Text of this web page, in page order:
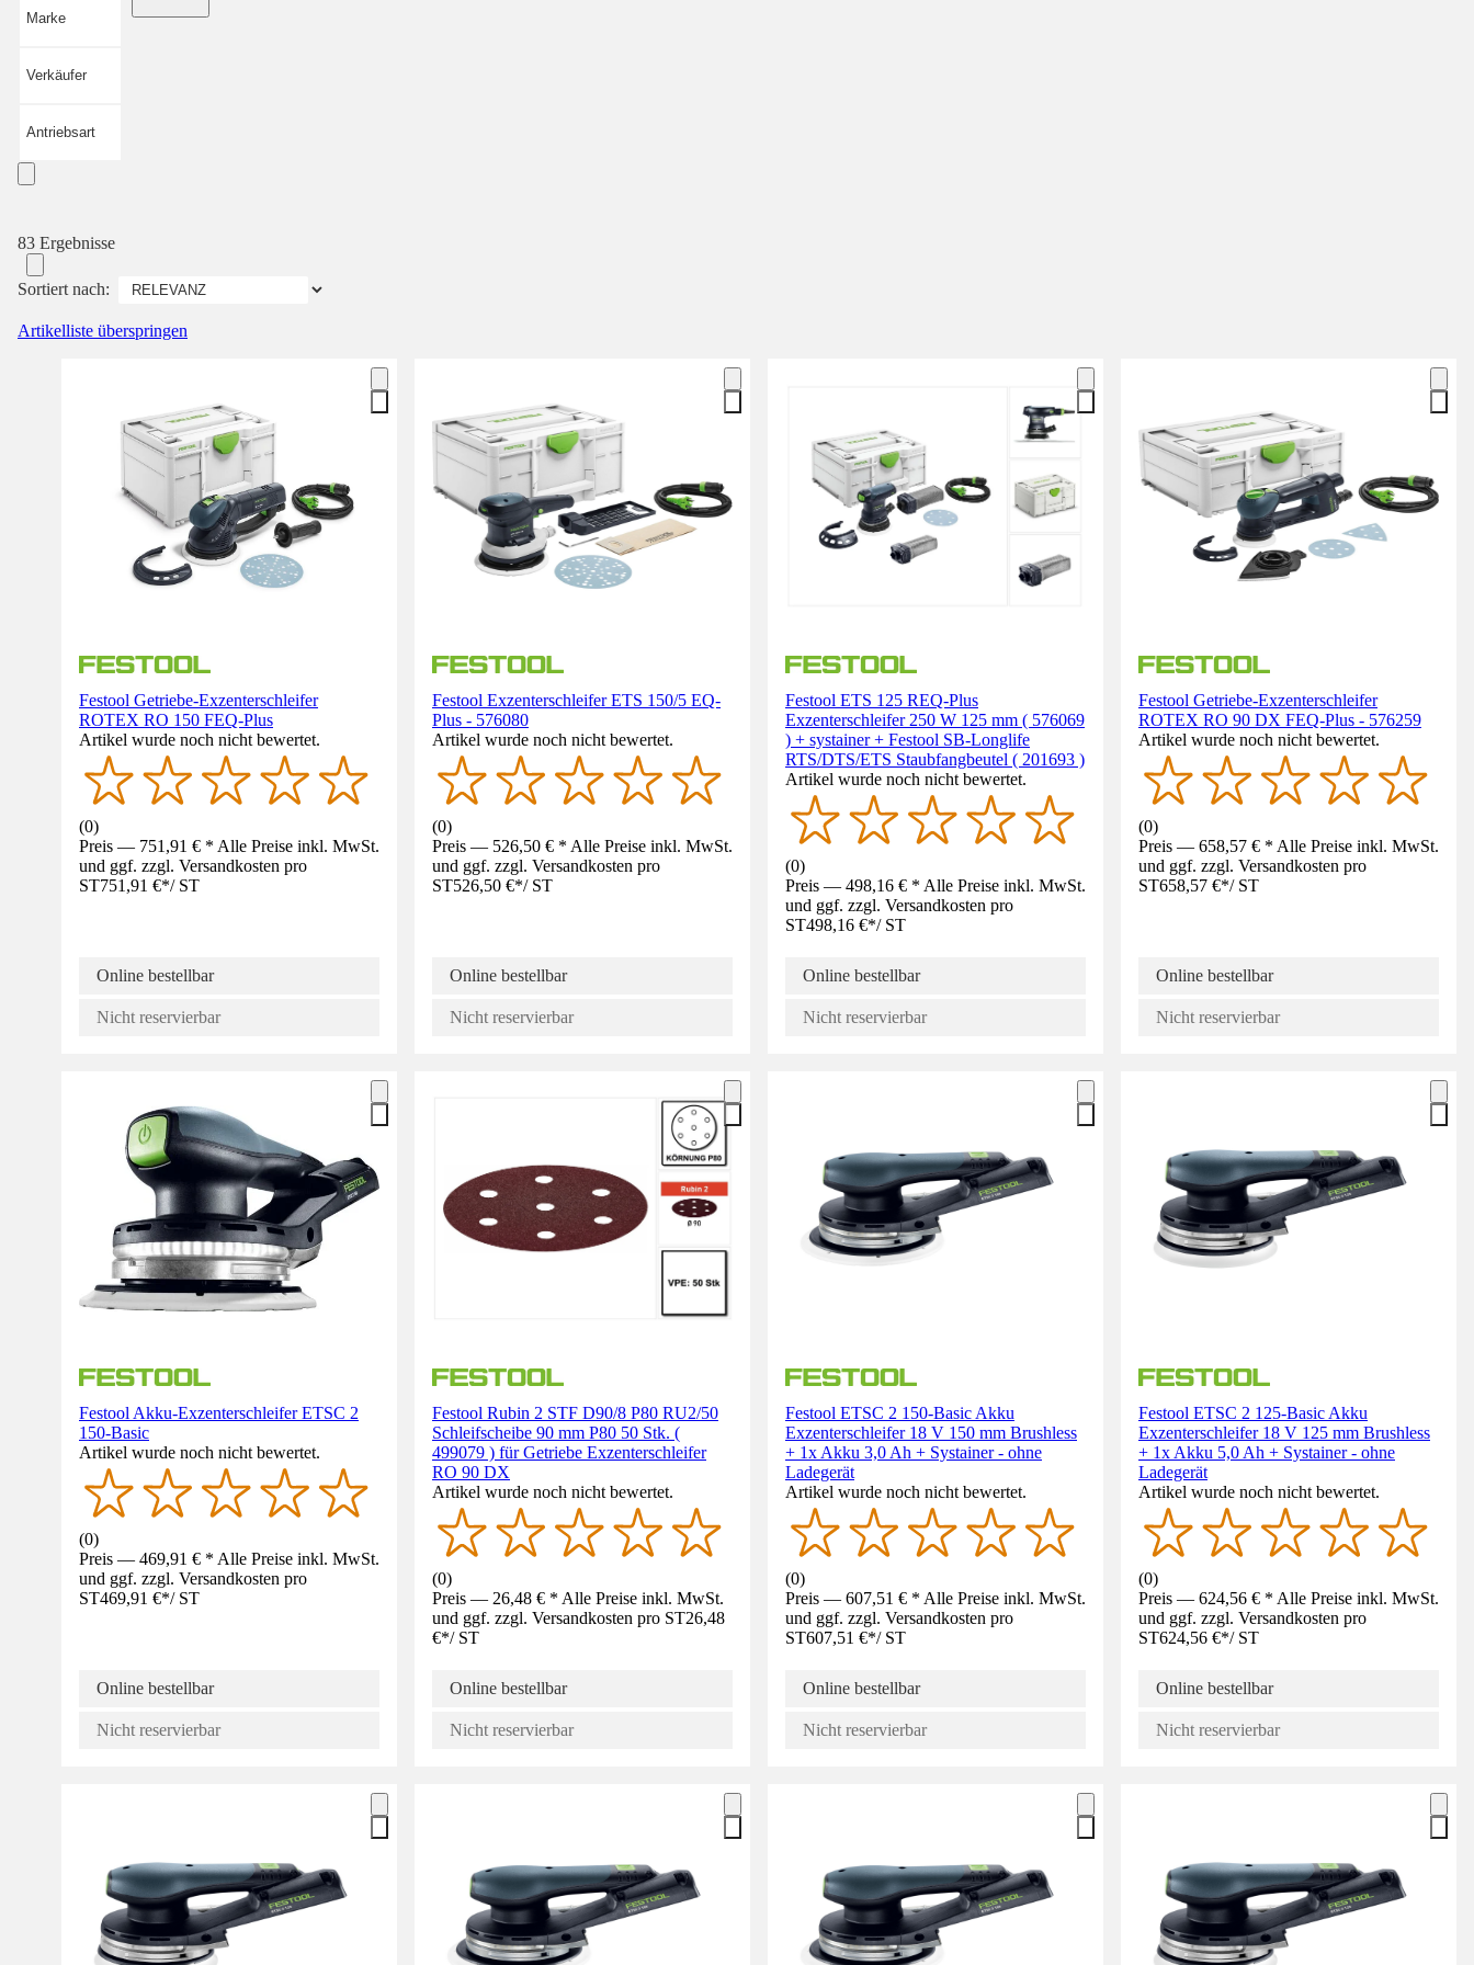
Marke
Verkäufer
Antriebsart
83 Ergebnisse
Sortiert nach:
Artikelliste überspringen
Festool Getriebe-Exzenterschleifer
ROTEX RO 150 FEQ-Plus
Artikel wurde noch nicht bewertet.
(0)
Preis — 751,91 € * Alle Preise inkl. MwSt.
und ggf. zzgl. Versandkosten pro
ST751,91 €*/ ST
Online bestellbar
Nicht reservierbar
Festool Exzenterschleifer ETS 150/5 EQ-
Plus - 576080
Artikel wurde noch nicht bewertet.
(0)
Preis — 526,50 € * Alle Preise inkl. MwSt.
und ggf. zzgl. Versandkosten pro
ST526,50 €*/ ST
Online bestellbar
Nicht reservierbar
Festool ETS 125 REQ-Plus
Exzenterschleifer 250 W 125 mm ( 576069
) + systainer + Festool SB-Longlife
RTS/DTS/ETS Staubfangbeutel ( 201693 )
Artikel wurde noch nicht bewertet.
(0)
Preis — 498,16 € * Alle Preise inkl. MwSt.
und ggf. zzgl. Versandkosten pro
ST498,16 €*/ ST
Online bestellbar
Nicht reservierbar
Festool Getriebe-Exzenterschleifer
ROTEX RO 90 DX FEQ-Plus - 576259
Artikel wurde noch nicht bewertet.
(0)
Preis — 658,57 € * Alle Preise inkl. MwSt.
und ggf. zzgl. Versandkosten pro
ST658,57 €*/ ST
Online bestellbar
Nicht reservierbar
Festool Akku-Exzenterschleifer ETSC 2
150-Basic
Artikel wurde noch nicht bewertet.
(0)
Preis — 469,91 € * Alle Preise inkl. MwSt.
und ggf. zzgl. Versandkosten pro
ST469,91 €*/ ST
Online bestellbar
Nicht reservierbar
Festool Rubin 2 STF D90/8 P80 RU2/50
Schleifscheibe 90 mm P80 50 Stk. (
499079 ) für Getriebe Exzenterschleifer
RO 90 DX
Artikel wurde noch nicht bewertet.
(0)
Preis — 26,48 € * Alle Preise inkl. MwSt.
und ggf. zzgl. Versandkosten pro ST26,48
€*/ ST
Online bestellbar
Nicht reservierbar
Festool ETSC 2 150-Basic Akku
Exzenterschleifer 18 V 150 mm Brushless
+ 1x Akku 3,0 Ah + Systainer - ohne
Ladegerät
Artikel wurde noch nicht bewertet.
(0)
Preis — 607,51 € * Alle Preise inkl. MwSt.
und ggf. zzgl. Versandkosten pro
ST607,51 €*/ ST
Online bestellbar
Nicht reservierbar
Festool ETSC 2 125-Basic Akku
Exzenterschleifer 18 V 125 mm Brushless
+ 1x Akku 5,0 Ah + Systainer - ohne
Ladegerät
Artikel wurde noch nicht bewertet.
(0)
Preis — 624,56 € * Alle Preise inkl. MwSt.
und ggf. zzgl. Versandkosten pro
ST624,56 €*/ ST
Online bestellbar
Nicht reservierbar